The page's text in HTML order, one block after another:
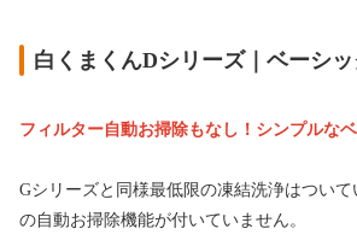
白くまくんDシリーズ｜ベーシッ
フィルター自動お掃除もなし！シンプルな
Gシリーズと同様最低限の凍結洗浄はつい
の自動お掃除機能が付いていません。